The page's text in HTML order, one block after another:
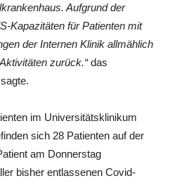
Aufgrund der
Kapazitäten für Patienten mit
der Internen Klinik allmählich
zurück.“das
im Universitätsklinikum
sich 28 Patienten auf der
am Donnerstag
bisher entlassenen Covid-